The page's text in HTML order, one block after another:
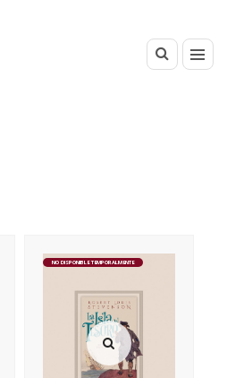
NO DISPONIBLE TEMPORALMENTE